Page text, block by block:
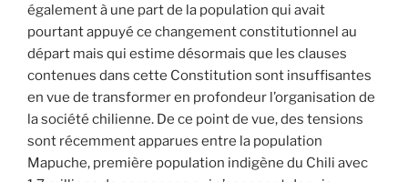
également à une part de la population qui avait
pourtant appuyé ce changement constitutionnel au
départ mais qui estime désormais que les clauses
contenues dans cette Constitution sont insuffisantes
en vue de transformer en profondeur l’organisation de
la société chilienne. De ce point de vue, des tensions
sont récemment apparues entre la population
Mapuche, première population indigène du Chili avec